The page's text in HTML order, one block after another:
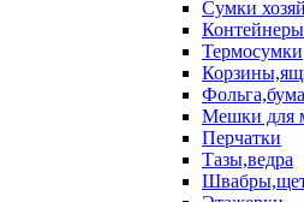
Сумки
Термосумки
Мешки для
Перчатки
Тазы,ведра